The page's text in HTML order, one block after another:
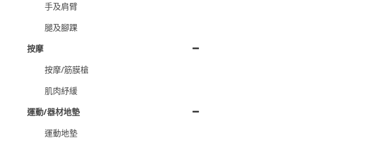
手及肩臂
腿及腳踝
按摩
按摩/筋膜槍
肌肉紓緩
運動/器材地墊
運動地墊